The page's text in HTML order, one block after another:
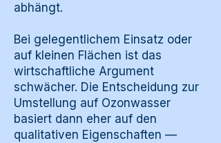
abhängt.
Bei gelegentlichem Einsatz oder
auf kleinen Flächen ist das
wirtschaftliche Argument
schwächer. Die Entscheidung zur
Umstellung auf Ozonwasser
basiert dann eher auf den
qualitativen Eigenschaften —